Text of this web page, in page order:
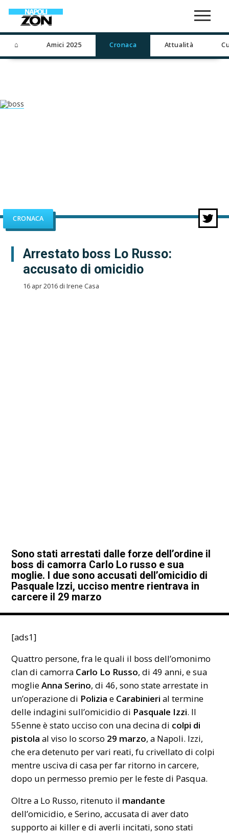
⌂ Amici 2025 Cronaca Attualità
CRONACA
Arrestato boss Lo Russo:
accusato di omicidio
16 apr 2016 di Irene Casa
Sono stati arrestati dalle forze dell’ordine il
boss di camorra Carlo Lo russo e sua
moglie. I due sono accusati dell’omicidio di
Pasquale Izzi, ucciso mentre rientrava in
carcere il 29 marzo
[ads1]
Quattro persone, fra le quali il boss dell’omonimo
clan di camorra Carlo Lo Russo, di 49 anni, e sua
moglieAnna Serino, di 46, sono state arrestate in
un’operazione di Polizia e Carabinieri al termine
delle indagini sull’omicidio di Pasquale Izzi. Il
55enne è stato ucciso con una decina di colpi di
pistola al viso lo scorso 29 marzo, a Napoli. Izzi,
che era detenuto per vari reati, fu crivellato di colpi
mentre usciva di casa per far ritorno in carcere,
dopo un permesso premio per le feste di Pasqua.
Oltre a Lo Russo, ritenuto il mandante
dell’omicidio, e Serino, accusata di aver dato
supporto ai killer e di averli incitati, sono stati